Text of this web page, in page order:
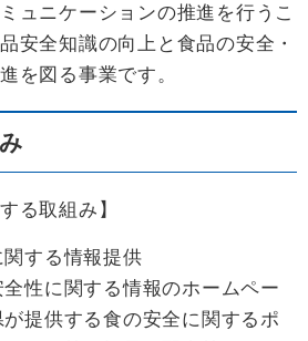
ュニケーションの推進を行うこ
安全知識の向上と食品の安全・
を図る事業です。
る取組み】
する情報提供
全性に関する情報のホームペー
提供する食の安全に関するポ